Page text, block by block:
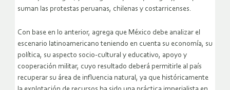
suman las protestas peruanas, chilenas y costarricenses.
Con base en lo anterior, agrega que México debe analizar el
escenario latinoamericano teniendo en cuenta su economía, su
política, su aspecto socio-cultural y educativo, apoyo y
cooperación militar, cuyo resultado deberá permitirle al país
recuperar su área de influencia natural, ya que históricamente